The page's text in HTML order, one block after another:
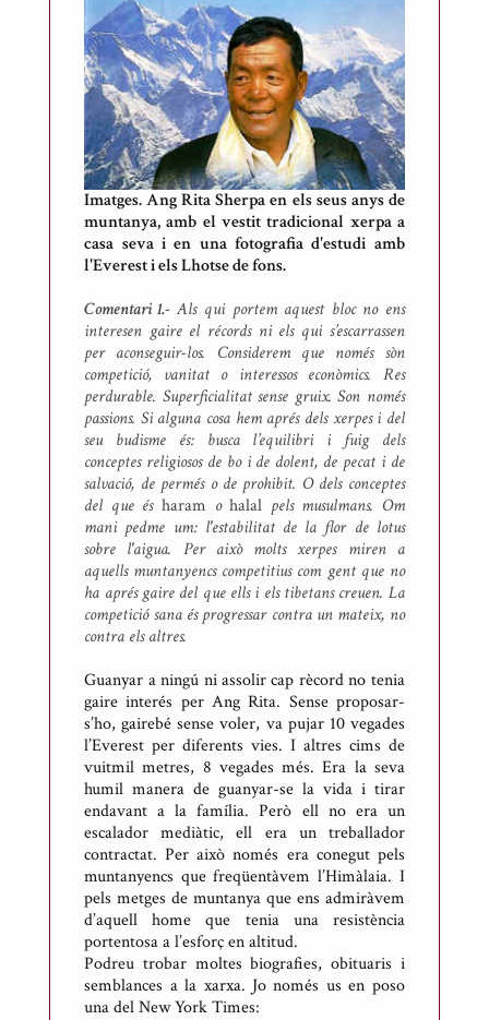
Imatges. Ang Rita Sherpa en els seus anys de
muntanya, amb el vestit tradicional xerpa a
casa seva i en una fotografia d'estudi amb
l'Everest i els Lhotse de fons.
Comentari 1.-Als qui portem aquest bloc no ens
interesen gaire el récords ni els qui s’escarrassen
per aconseguir-los. Considerem que només sòn
competició, vanitat o interessos econòmics. Res
perdurable. Superficialitat sense gruix. Son només
passions. Si alguna cosa hem aprés dels xerpes i del
seu budisme és: busca l’equilibri i fuig dels
conceptes religiosos de bo i de dolent, de pecat i de
salvació, de permés o de prohibit. O dels conceptes
del que és haram ohalal pels musulmans. Om
mani pedme um: l'estabilitat de la flor de lotus
sobre l'aigua. Per això molts xerpes miren a
aquells muntanyencs competitius com gent que no
ha aprés gaire del que ells i els tibetans creuen. La
competició sana és progressar contra un mateix, no
contra els altres.
Guanyar a ningú ni assolir cap rècord no tenia
gaire interés per Ang Rita. Sense proposar-
s’ho, gairebé sense voler, va pujar 10 vegades
l’Everest per diferents vies. I altres cims de
vuitmil metres, 8 vegades més. Era la seva
humil manera de guanyar-se la vida i tirar
endavant a la família. Però ell no era un
escalador mediàtic, ell era un treballador
contractat. Per això només era conegut pels
muntanyencs que freqüentàvem l’Himàlaia. I
pels metges de muntanya que ens admiràvem
d’aquell home que tenia una resistència
portentosa a l’esforç en altitud.
Podreu trobar moltes biografies, obituaris i
semblances a la xarxa. Jo només us en poso
una del New York Times: